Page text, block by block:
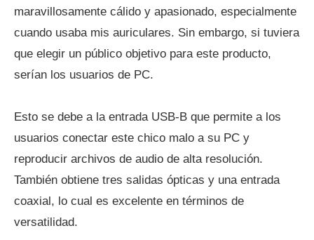
maravillosamente cálido y apasionado, especialmente
cuando usaba mis auriculares. Sin embargo, si tuviera
que elegir un público objetivo para este producto,
serían los usuarios de PC.
Esto se debe a la entrada USB-B que permite a los
usuarios conectar este chico malo a su PC y
reproducir archivos de audio de alta resolución.
También obtiene tres salidas ópticas y una entrada
coaxial, lo cual es excelente en términos de
versatilidad.